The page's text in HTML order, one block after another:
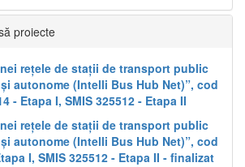
proiecte
rețele de stații de transport public
autonome (Intelli Bus Hub Net)”, cod
- Etapa I, SMIS 325512 - Etapa II
rețele de stații de transport public
autonome (Intelli Bus Hub Net)”, cod
I, SMIS 325512 - Etapa II - finalizat